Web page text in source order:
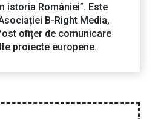
istoria României”. Este
B-Right Media,
ofițer de comunicare
proiecte europene.